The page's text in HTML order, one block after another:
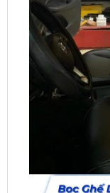
Bọc Ghế Da